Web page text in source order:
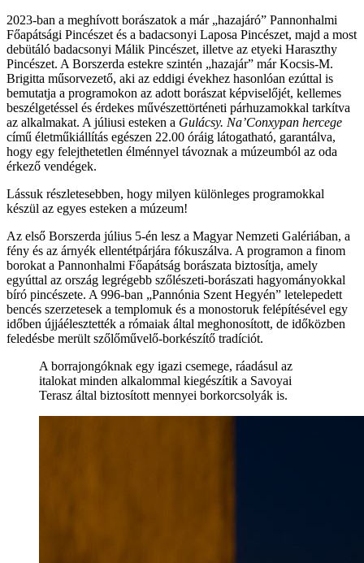
2023-ban a meghívott borászatok a már „hazajáró” Pannonhalmi
Főapátsági Pincészet és a badacsonyi Laposa Pincészet, majd a most
debütáló badacsonyi Málik Pincészet, illetve az etyeki Haraszthy
Pincészet. A Borszerda estekre szintén „hazajár” már Kocsis-M.
Brigitta műsorvezető, aki az eddigi évekhez hasonlóan ezúttal is
bemutatja a programokon az adott borászat képviselőjét, kellemes
beszélgetéssel és érdekes művészettörténeti párhuzamokkal tarkítva
az alkalmakat. A júliusi esteken a Gulácsy. Na’Conxypan hercege
című életműkiállítás egészen 22.00 óráig látogatható, garantálva,
hogy egy felejthetetlen élménnyel távoznak a múzeumból az oda
érkező vendégek.
Lássuk részletesebben, hogy milyen különleges programokkal
készül az egyes esteken a múzeum!
Az első Borszerda július 5-én lesz a Magyar Nemzeti Galériában, a
fény és az árnyék ellentétpárjára fókuszálva. A programon a finom
borokat a Pannonhalmi Főapátság borászata biztosítja, amely
egyúttal az ország legrégebb szőlészeti-borászati hagyományokkal
bíró pincészete. A 996-ban „Pannónia Szent Hegyén” letelepedett
bencés szerzetesek a templomuk és a monostoruk felépítésével egy
időben újjáélesztették a rómaiak által meghonosított, de időközben
feledésbe merült szőlőművelő-borkészítő tradíciót.
A borrajongóknak egy igazi csemege, ráadásul az
italokat minden alkalommal kiegészítik a Savoyai
Terasz által biztosított mennyei borkorcsolyák is.